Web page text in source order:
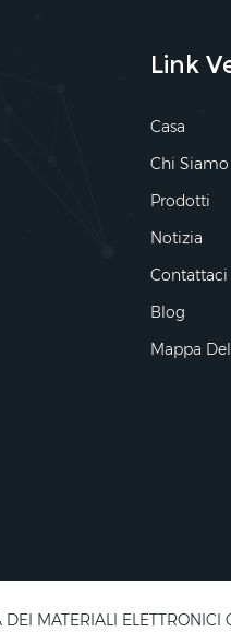
Link
Casa
Chi Siamo
Prodotti
Notizia
Contattaci
Blog
Mappa
MATERIALI